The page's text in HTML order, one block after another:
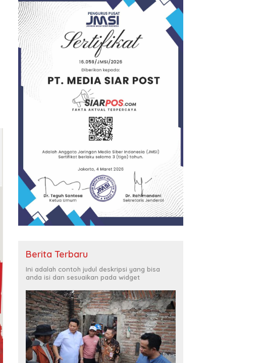
Berita Terbaru
Ini adalah contoh judul deskripsi yang bisa
anda isi dan sesuaikan pada widget